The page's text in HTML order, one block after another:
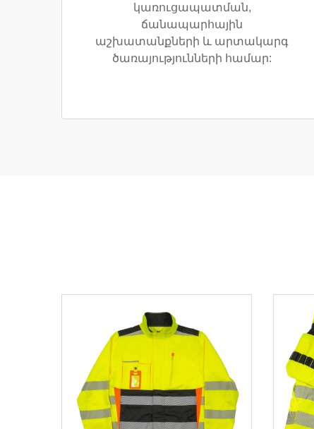
կառուցապատման,
ճանապարհային
աշխատանքների և արտակարգ
ծառայությունների համար: